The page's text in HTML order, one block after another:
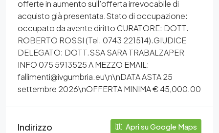
offerte in aumento sull’offerta irrevocabile di
acquisto già presentata.Stato di occupazione:
occupato da avente diritto CURATORE: DOTT.
ROBERTO ROSSI (Tel. 0743 221514).GIUDICE
DELEGATO: DOTT.SSA SARA TRABALZAPER
INFO 075 5913525 A MEZZO EMAIL:
fallimenti@ivgumbria.eu\n\nDATA ASTA 25
settembre 2026\nOFFERTA MINIMA € 45,000.00
Indirizzo Apri su Google Maps